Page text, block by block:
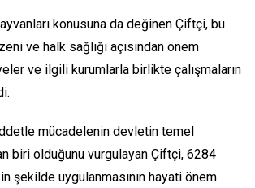
konusuna da değinen Çiftçi, bu
ve halk sağlığı açısından önem
ve ilgili kurumlarla birlikte çalışmaların
mücadelenin devletin temel
biri olduğunu vurgulayan Çiftçi, 6284
şekilde uygulanmasının hayati önem